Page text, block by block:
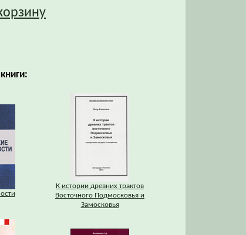
К истории древних трактов
Восточного Подмосковья и
Замосковья